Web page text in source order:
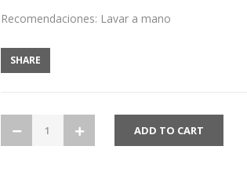
Recomendaciones: Lavar a mano
SHARE